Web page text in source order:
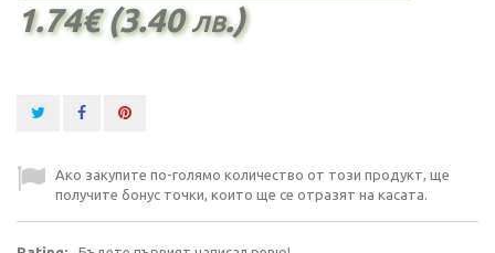
1.74€ (3.40 лв.)
Ако закупите по-голямо количество от този продукт, ще
получите бонус точки, които ще се отразят на касата.